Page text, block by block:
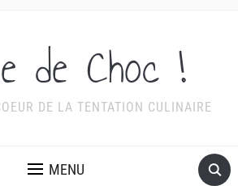
de Choc !
DE LA TENTATION CULINAIRE
MENU